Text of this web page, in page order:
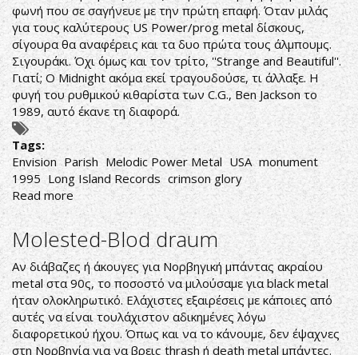
φωνή που σε σαγήνευε με την πρώτη επαφή. Όταν μιλάς
για τους καλύτερους US Power/prog metal δίσκους,
σίγουρα θα αναφέρεις και τα δυο πρώτα τους άλμπουμς.
Σιγουράκι. Όχι όμως και τον τρίτο, ''Strange and Beautiful''.
Γιατί; Ο Midnight ακόμα εκεί τραγουδούσε, τι άλλαξε. Η
φυγή του ρυθμικού κιθαρίστα των C.G., Ben Jackson το
1989, αυτό έκανε τη διαφορά.
Tags:
Envision Parish Melodic Power Metal USA monument
1995 Long Island Records crimson glory
Read more about
Parish-
Envision
Molested-Blod draum
Αν διάβαζες ή άκουγες για Νορβηγική μπάντας ακραίου
metal στα 90ς, το ποσοστό να μιλούσαμε για black metal
ήταν ολοκληρωτικό. Ελάχιστες εξαιρέσεις με κάποιες από
αυτές να είναι τουλάχιστον αδικημένες λόγω
διαφορετικού ήχου. Όπως και να το κάνουμε, δεν έψαχνες
στη Νορβηγία για να βρεις thrash ή death metal μπάντες.